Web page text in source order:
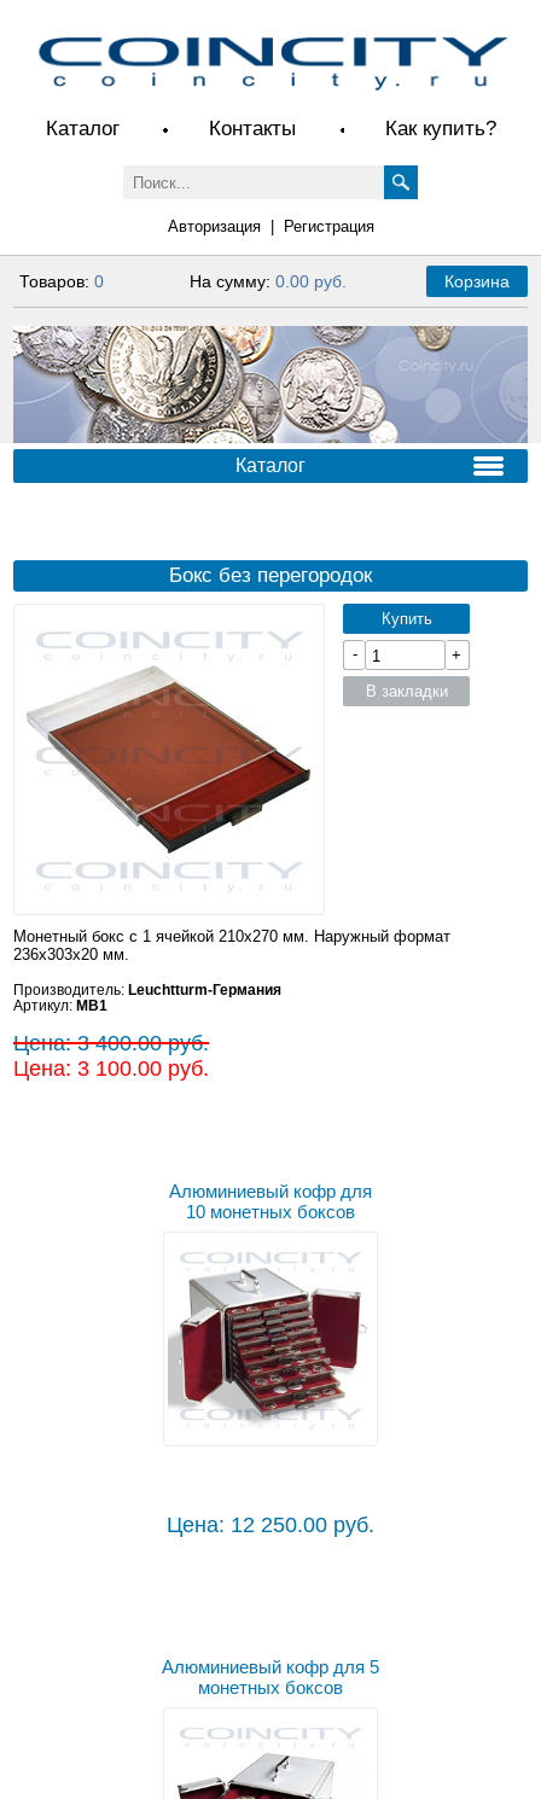
Каталог Контакты Как купить?
Авторизация| Регистрация
Товаров:0 На сумму: 0.00 руб. Корзина
Каталог
Бокс без перегородок
Монетный бокс с 1 ячейкой 210x270 мм. Наружный формат
236x303x20 мм.
Производитель: Leuchtturm-Германия
Артикул: MB1
Цена: 3 400.00 руб.
Цена: 3 100.00 руб.
Купить
-
+
В закладки
Алюминиевый кофр для
10 монетных боксов
Цена: 12 250.00 руб.
Алюминиевый кофр для 5
монетных боксов